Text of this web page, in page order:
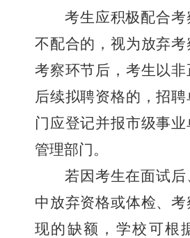
考生应积极配合
不配合的，视为放弃考
考察环节后，考生以
后续拟聘资格的，招
门应登记并报市级事
管理部门。
若因考生在面试后
中放弃资格或体检、考
现的缺额，学校可根